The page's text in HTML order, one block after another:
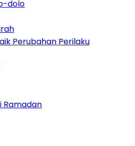
dolo
Perubahan Perilaku